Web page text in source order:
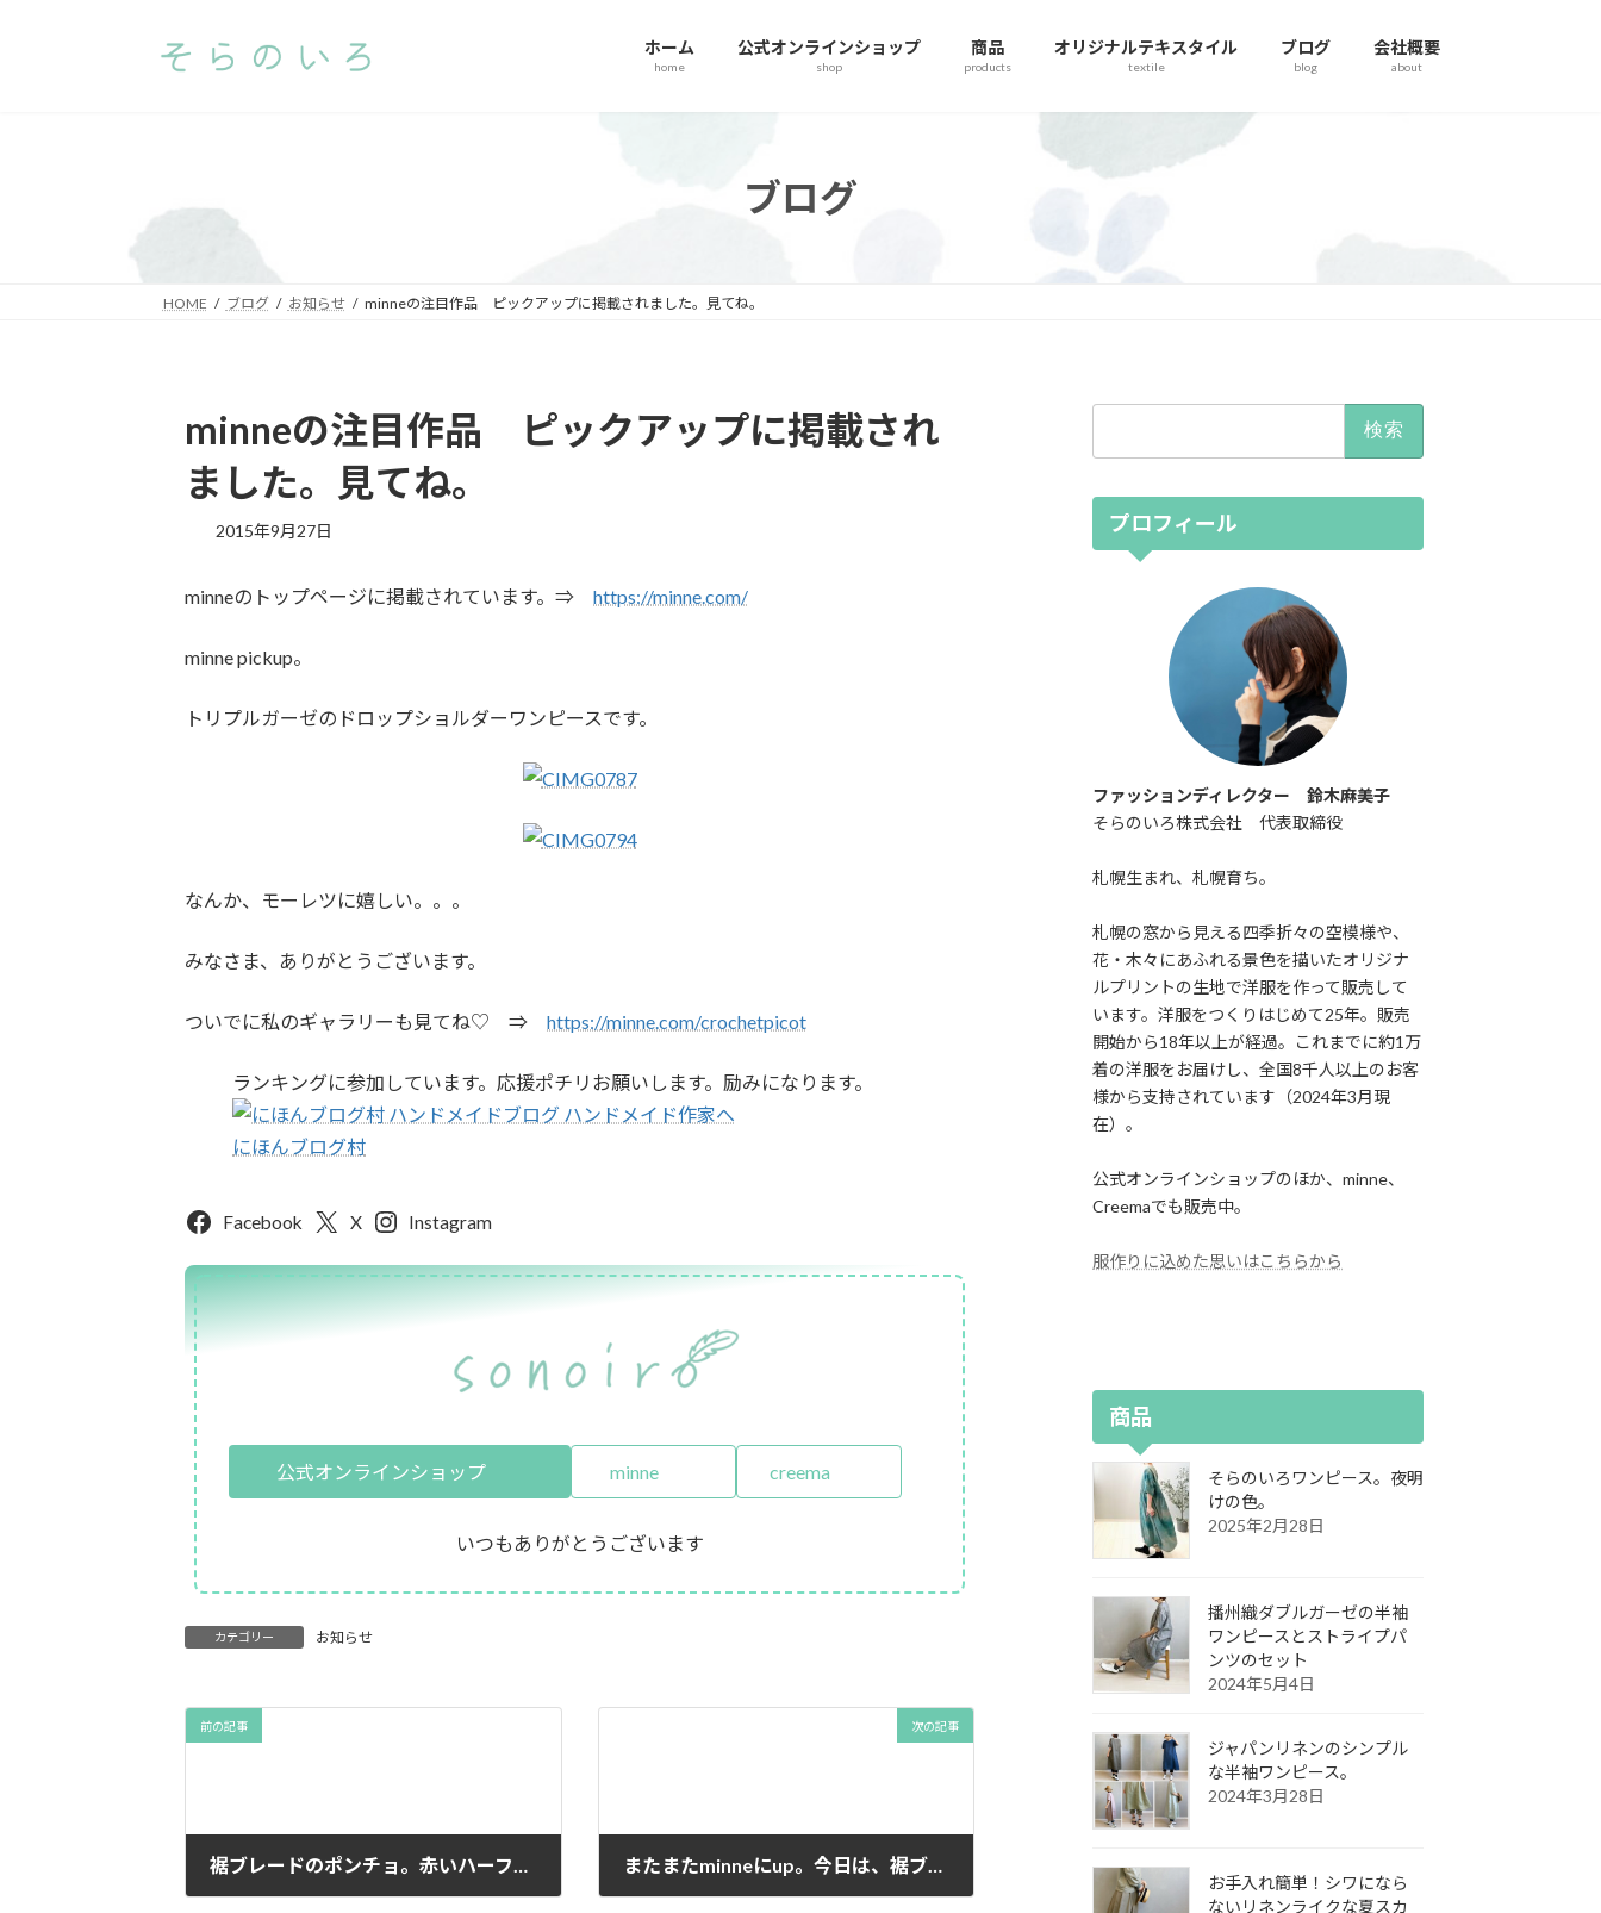
ホーム
home
公式オンラインショップ
shop
商品
products
オリジナルテキスタイル
textile
ブログ
blog
会社概要
about
ブログ
HOME ブログ お知らせ minneの注目作品 ピックアップに掲載されました。見てね。
minneの注目作品 ピックアップに掲載され
ました。見てね。
2015年9月27日
minneのトップページに掲載されています。⇒https://minne.com/
minne pickup。
トリプルガーゼのドロップショルダーワンピースです。
なんか、モーレツに嬉しい。。。
みなさま、ありがとうございます。
ついでに私のギャラリーも見てね♡ ⇒https://minne.com/crochetpicot
ランキングに参加しています。応援ポチリお願いします。励みになります。
にほんブログ村
Facebook X Instagram
公式オンラインショップ minne creema
いつもありがとうございます
カテゴリー お知らせ
前の記事
裾ブレードのポンチョ。赤いハーフリネン。
次の記事
またまたminneにup。今日は、裾ブレードシリーズ３着。
プロフィール
ファッションディレクター 鈴木麻美子
そらのいろ株式会社 代表取締役
札幌生まれ、札幌育ち。
札幌の窓から見える四季折々の空模様や、
花・木々にあふれる景色を描いたオリジナ
ルプリントの生地で洋服を作って販売して
います。洋服をつくりはじめて25年。販売
開始から18年以上が経過。これまでに約1万
着の洋服をお届けし、全国8千人以上のお客
様から支持されています（2024年3月現
在）。
公式オンラインショップのほか、minne、
Creemaでも販売中。
服作りに込めた思いはこちらから
商品
そらのいろワンピース。夜明
けの色。
2025年2月28日
播州織ダブルガーゼの半袖
ワンピースとストライプパ
ンツのセット
2024年5月4日
ジャパンリネンのシンプル
な半袖ワンピース。
2024年3月28日
お手入れ簡単！シワになら
ないリネンライクな夏スカ